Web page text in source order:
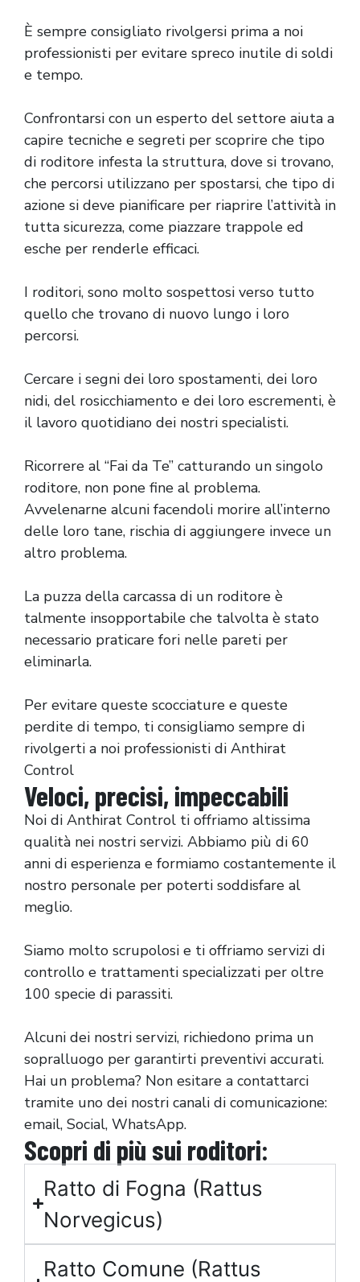
È sempre consigliato rivolgersi prima a noi
professionisti per evitare spreco inutile di soldi
e tempo.
Confrontarsi con un esperto del settore aiuta a
capire tecniche e segreti per scoprire che tipo
di roditore infesta la struttura, dove si trovano,
che percorsi utilizzano per spostarsi, che tipo di
azione si deve pianificare per riaprire l’attività in
tutta sicurezza, come piazzare trappole ed
esche per renderle efficaci.
I roditori, sono molto sospettosi verso tutto
quello che trovano di nuovo lungo i loro
percorsi.
Cercare i segni dei loro spostamenti, dei loro
nidi, del rosicchiamento e dei loro escrementi, è
il lavoro quotidiano dei nostri specialisti.
Ricorrere al “Fai da Te” catturando un singolo
roditore, non pone fine al problema.
Avvelenarne alcuni facendoli morire all’interno
delle loro tane, rischia di aggiungere invece un
altro problema.
La puzza della carcassa di un roditore è
talmente insopportabile che talvolta è stato
necessario praticare fori nelle pareti per
eliminarla.
Per evitare queste scocciature e queste
perdite di tempo, ti consigliamo sempre di
rivolgerti a noi professionisti di Anthirat
Control
Veloci, precisi, impeccabili
Noi di Anthirat Control ti offriamo altissima
qualità nei nostri servizi. Abbiamo più di 60
anni di esperienza e formiamo costantemente il
nostro personale per poterti soddisfare al
meglio.
Siamo molto scrupolosi e ti offriamo servizi di
controllo e trattamenti specializzati per oltre
100 specie di parassiti.
Alcuni dei nostri servizi, richiedono prima un
sopralluogo per garantirti preventivi accurati.
Hai un problema? Non esitare a contattarci
tramite uno dei nostri canali di comunicazione:
email, Social, WhatsApp.
Scopri di più sui roditori:
Ratto di Fogna (Rattus
Norvegicus)
Ratto Comune (Rattus